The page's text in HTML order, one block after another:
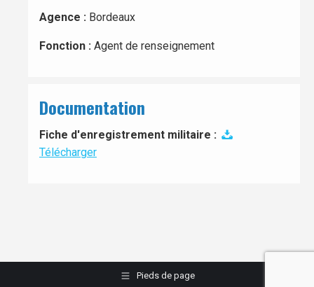
Agence : Bordeaux
Fonction : Agent de renseignement
Documentation
Fiche d'enregistrement militaire :
Télécharger
Pieds de page